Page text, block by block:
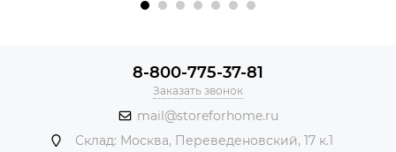
8-800-775-37-81
Заказать звонок
mail@storeforhome.ru
Склад: Москва, Переведеновский, 17 к.1